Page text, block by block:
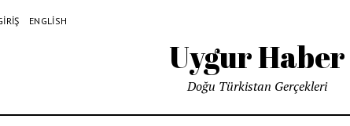
ENGLISH
Uygur Haber
Doğu Türkistan Gerçekleri